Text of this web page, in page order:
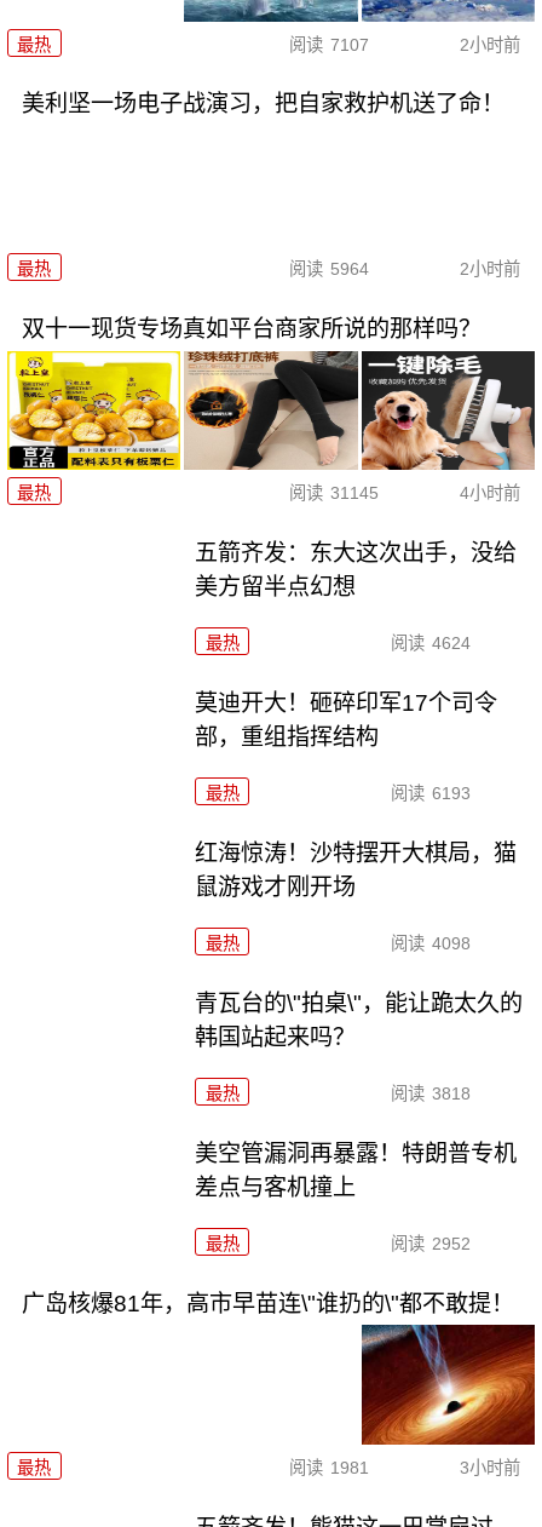
最热 阅读 7107 2小时前
美利坚一场电子战演习，把自家救护机送了命！
最热 阅读 5964 2小时前
双十一现货专场真如平台商家所说的那样吗？
最热 阅读 31145 4小时前
五箭齐发：东大这次出手，没给
美方留半点幻想
最热 阅读 4624
莫迪开大！砸碎印军17个司令
部，重组指挥结构
最热 阅读 6193
红海惊涛！沙特摆开大棋局，猫
鼠游戏才刚开场
最热 阅读 4098
青瓦台的\"拍桌\"，能让跪太久的
韩国站起来吗？
最热 阅读 3818
美空管漏洞再暴露！特朗普专机
差点与客机撞上
最热 阅读 2952
广岛核爆81年，高市早苗连\"谁扔的\"都不敢提！
最热 阅读 1981 3小时前